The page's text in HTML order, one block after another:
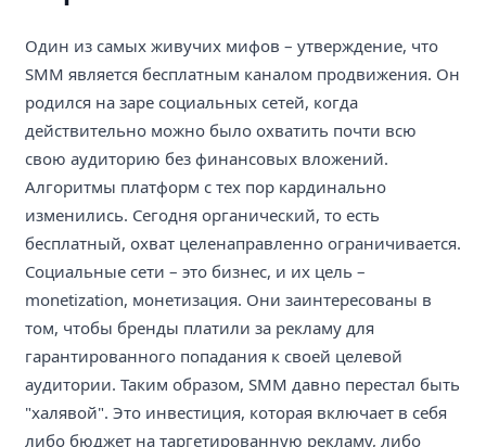
Один из самых живучих мифов – утверждение, что
SMM является бесплатным каналом продвижения. Он
родился на заре социальных сетей, когда
действительно можно было охватить почти всю
свою аудиторию без финансовых вложений.
Алгоритмы платформ с тех пор кардинально
изменились. Сегодня органический, то есть
бесплатный, охват целенаправленно ограничивается.
Социальные сети – это бизнес, и их цель –
monetization, монетизация. Они заинтересованы в
том, чтобы бренды платили за рекламу для
гарантированного попадания к своей целевой
аудитории. Таким образом, SMM давно перестал быть
"халявой". Это инвестиция, которая включает в себя
либо бюджет на таргетированную рекламу, либо